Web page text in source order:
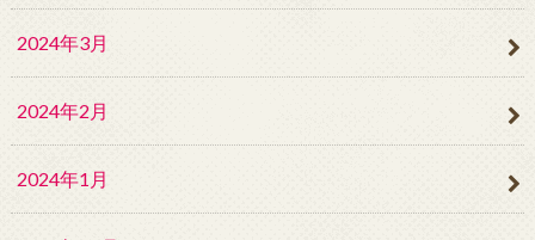
2024年3月
2024年2月
2024年1月